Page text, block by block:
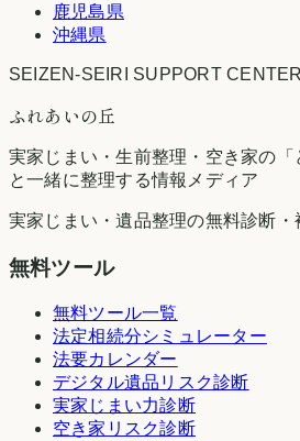
鹿児島県
沖縄県
SEIZEN-SEIRI SUPPORT CENTER
ふれあいの丘
実家じまい・生前整理・空き家の
と一緒に整理する情報メディア
実家じまい・遺品整理の無料診断・
無料ツール
無料ツール一覧
法定相続分シミュレーター
法要カレンダー
デジタル遺品リスク診断
実家じまい力診断
空き家リスク診断